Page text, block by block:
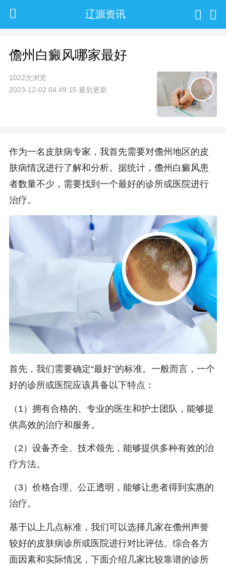
辽源资讯
儋州白癜风哪家最好
1022次浏览
2023-12-02 04:49:15 最后更新
作为一名皮肤病专家，我首先需要对儋州地区的皮
肤病情况进行了解和分析。据统计，儋州白癜风患
者数量不少，需要找到一个最好的诊所或医院进行
治疗。
首先，我们需要确定“最好”的标准。一般而言，一个
好的诊所或医院应该具备以下特点：
（1）拥有合格的、专业的医生和护士团队，能够提
供高效的治疗和服务。
（2）设备齐全、技术领先，能够提供多种有效的治
疗方法。
（3）价格合理、公正透明，能够让患者得到实惠的
治疗。
基于以上几点标准，我们可以选择几家在儋州声誉
较好的皮肤病诊所或医院进行对比评估。综合各方
面因素和实际情况，下面介绍几家比较靠谱的诊所